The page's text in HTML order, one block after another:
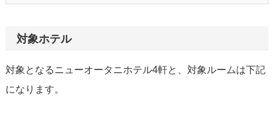
対象ホテル
対象となるニューオータニホテル4軒と、対象ルームは下記
になります。